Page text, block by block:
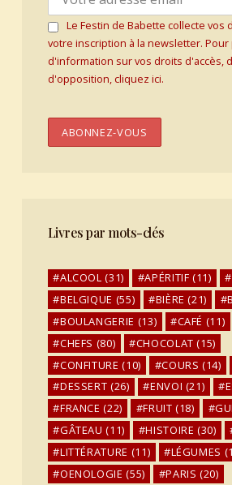
Le Festin de Babette collecte vos
votre inscription à la newsletter. Pour
d'information sur vos droits d'accès,
d'opposition, cliquez ici.
Livres par mots-clés
ALCOOL (31) APÉRITIF (11)
BELGIQUE (55) BIÈRE (21)
BOULANGERIE (13) CAFÉ (11)
CHEFS (80) CHOCOLAT (15)
CONFITURE (10) COURS (14)
DESSERT (26) ENVOI (21)
FRANCE (22) FRUIT (18)
GÂTEAU (11) HISTOIRE (30)
LITTÉRATURE (11) LÉGUMES
OENOLOGIE (55) PARIS (20)